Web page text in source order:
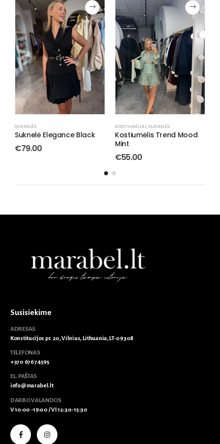
SUKNELĖS
Suknelė Elegance Black
€79.00
KOSTIUMĖLIAI,SUKNELĖS
Kostiumėlis Trend Mood
Mint
€55.00
Susisiekime
ADRESAS
Konstitucijos pr. 20, Vilnius, Lithuania, LT-09308
TELEFONAS
+370 676 74595
EL. PAŠTAS
info@marabel.lt
DARBO VALANDOS
V 10:00 -19:00 / VI 12:30-15:30